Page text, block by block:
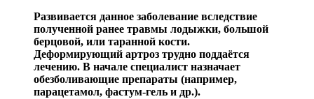
Развивается данное заболевание вследствие
полученной ранее травмы лодыжки, большой
берцовой, или таранной кости.
Деформирующий артроз трудно поддаётся
лечению. В начале специалист назначает
обезболивающие препараты (например,
парацетамол, фастум-гель и др.).